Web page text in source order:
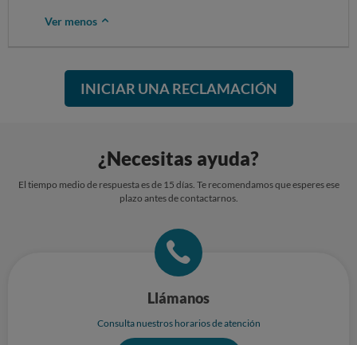
Ver menos
INICIAR UNA RECLAMACIÓN
¿Necesitas ayuda?
El tiempo medio de respuesta es de 15 días. Te recomendamos que esperes ese
plazo antes de contactarnos.
Llámanos
Consulta nuestros horarios de atención